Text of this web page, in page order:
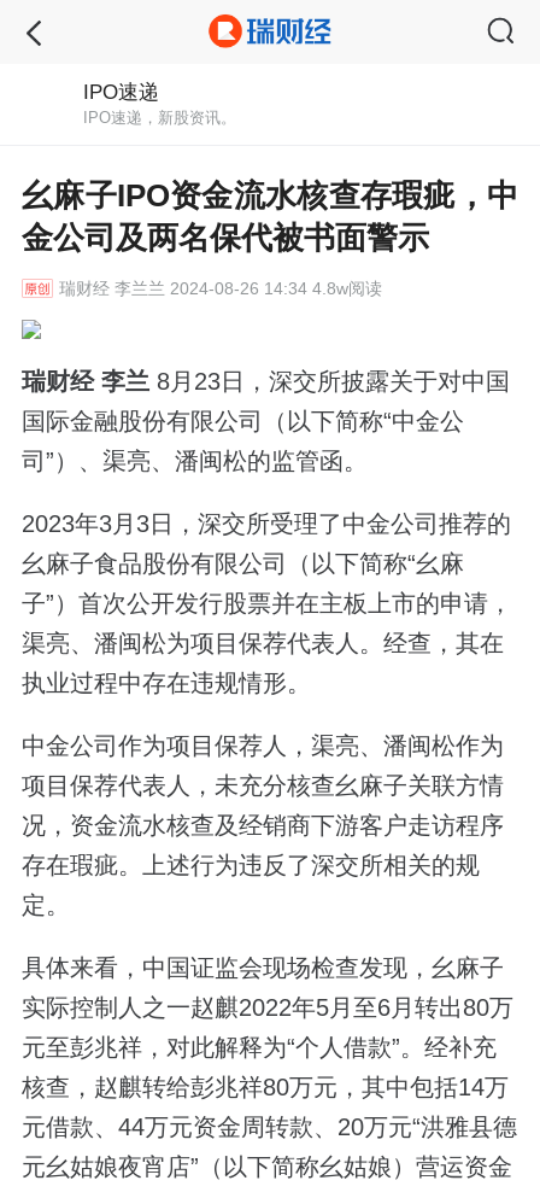
IPO速递
IPO速递，新股资讯。
幺麻子IPO资金流水核查存瑕疵，中
金公司及两名保代被书面警示
瑞财经李兰兰 2024-08-26 14:34 4.8w阅读
瑞财经 李兰 8月23日，深交所披露关于对中国
国际金融股份有限公司（以下简称“中金公
司”）、渠亮、潘闽松的监管函。
2023年3月3日，深交所受理了中金公司推荐的
幺麻子食品股份有限公司（以下简称“幺麻
子”）首次公开发行股票并在主板上市的申请，
渠亮、潘闽松为项目保荐代表人。经查，其在
执业过程中存在违规情形。
中金公司作为项目保荐人，渠亮、潘闽松作为
项目保荐代表人，未充分核查幺麻子关联方情
况，资金流水核查及经销商下游客户走访程序
存在瑕疵。上述行为违反了深交所相关的规
定。
具体来看，中国证监会现场检查发现，幺麻子
实际控制人之一赵麒2022年5月至6月转出80万
元至彭兆祥，对此解释为“个人借款”。经补充
核查，赵麒转给彭兆祥80万元，其中包括14万
元借款、44万元资金周转款、20万元“洪雅县德
元幺姑娘夜宵店”（以下简称幺姑娘）营运资金